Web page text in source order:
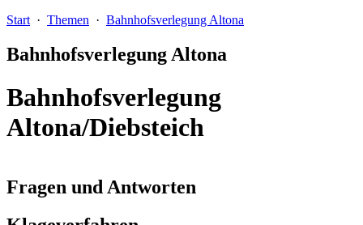
Start · Themen · Bahnhofsverlegung Altona
Bahnhofsverlegung Altona
Bahnhofsverlegung
Altona/Diebsteich
Fragen und Antworten